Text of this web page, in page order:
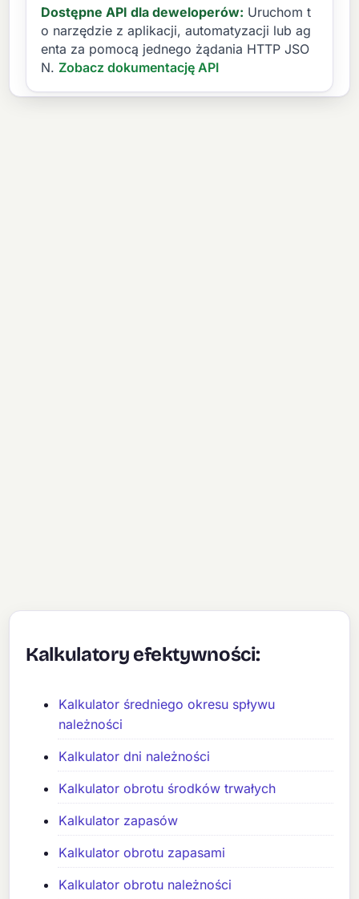
Dostępne API dla deweloperów: Uruchom t
o narzędzie z aplikacji, automatyzacji lub ag
enta za pomocą jednego żądania HTTP JSO
N. Zobacz dokumentację API
Kalkulatory efektywności:
Kalkulator średniego okresu spływu
należności
Kalkulator dni należności
Kalkulator obrotu środków trwałych
Kalkulator zapasów
Kalkulator obrotu zapasami
Kalkulator obrotu należności